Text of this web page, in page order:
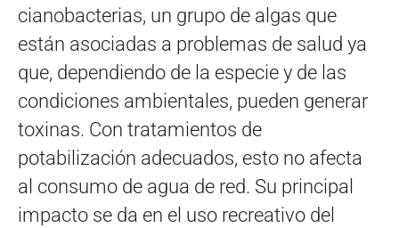
cianobacterias, un grupo de algas que
están asociadas a problemas de salud ya
que, dependiendo de la especie y de las
condiciones ambientales, pueden generar
toxinas. Con tratamientos de
potabilización adecuados, esto no afecta
al consumo de agua de red. Su principal
impacto se da en el uso recreativo del